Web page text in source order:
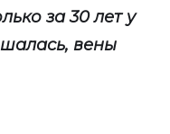
за 30 лет у
вены